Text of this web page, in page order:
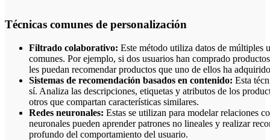
Técnicas comunes de personalización
Filtrado colaborativo: Este método utiliza datos de múltiples
comunes. Por ejemplo, si dos usuarios han comprado
les puedan recomendar productos que uno de ellos ha
Sistemas de recomendación basados en contenido: Esta
sí. Analiza las descripciones, etiquetas y atributos de los
otros que compartan características similares.
Redes neuronales: Estas se utilizan para modelar relaciones
neuronales pueden aprender patrones no lineales y realizar
profundo del comportamiento del usuario.